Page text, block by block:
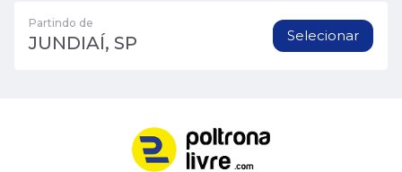
Partindo de
JUNDIAÍ, SP Selecionar